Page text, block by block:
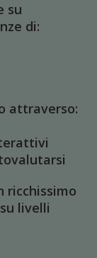
su
di:
attraverso:
ricchissimo
livelli